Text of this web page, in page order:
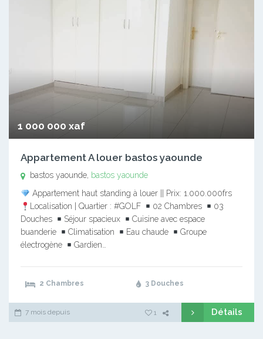
1 000 000 xaf
Appartement A louer bastos yaounde
bastos yaounde, bastos yaounde
Appartement haut standing à louer || Prix: 1.000.000frs
Localisation | Quartier : #GOLF
02 Chambres
03
Douches
Séjour spacieux
Cuisine avec espace
buanderie
Climatisation Eau chaude
Groupe
électrogène
Gardien…
2 Chambres 3 Douches
7 mois depuis 1 Détails